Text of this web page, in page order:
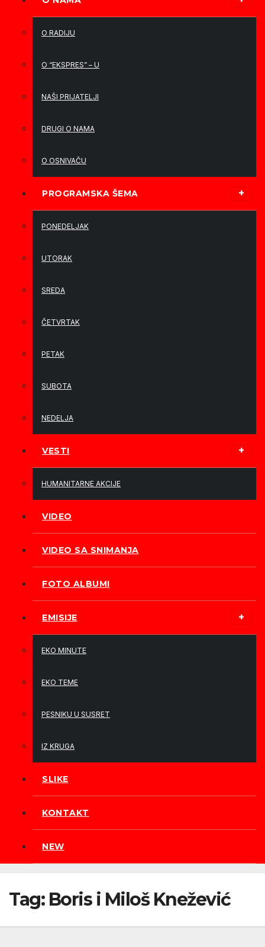
O RADIJU
O “EKSPRES” – U
NAŠI PRIJATELJI
DRUGI O NAMA
O OSNIVAČU
PROGRAMSKA ŠEMA
PONEDELJAK
UTORAK
SREDA
ČETVRTAK
PETAK
SUBOTA
NEDELJA
VESTI
HUMANITARNE AKCIJE
VIDEO
VIDEO SA SNIMANJA
FOTO ALBUMI
EMISIJE
EKO MINUTE
EKO TEME
PESNIKU U SUSRET
IZ KRUGA
SLIKE
KONTAKT
NEW
Tag: Boris i Miloš Knežević